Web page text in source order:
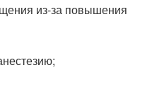
из-за повышения